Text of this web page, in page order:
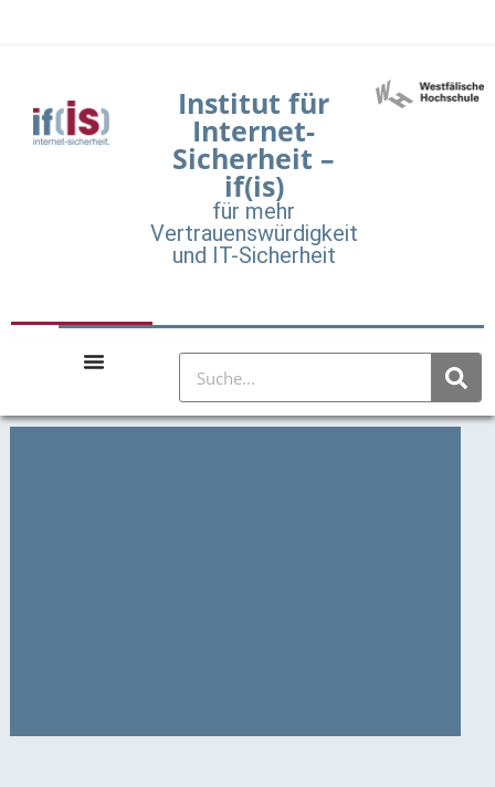
Institut für
Internet-
Sicherheit –
if(is)
für mehr
Vertrauenswürdigkeit
und IT-Sicherheit